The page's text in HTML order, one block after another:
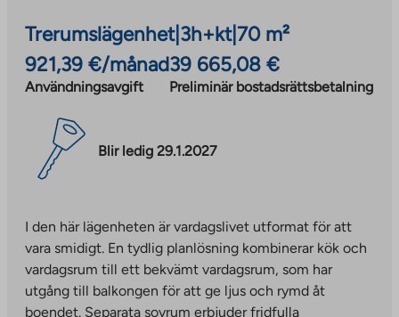
Trerumslägenhet| 3h+kt| 70 m²
921,39 €/månad
Användningsavgift
39 665,08 €
Preliminär bostadsrättsbetalning
Blir ledig 29.1.2027
I den här lägenheten är vardagslivet utformat för att
vara smidigt. En tydlig planlösning kombinerar kök och
vardagsrum till ett bekvämt vardagsrum, som har
utgång till balkongen för att ge ljus och rymd åt
boendet. Separata sovrum erbjuder fridfulla